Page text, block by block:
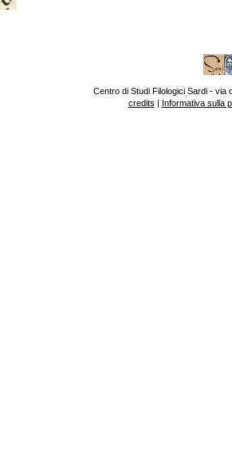
Centro di Studi Filologici Sardi - via
credits | Informativa sulla